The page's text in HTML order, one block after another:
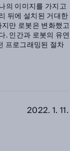
의 이미지를 가지고
뒤에 설치된 거대한
만 로봇은 변화했고
. 인간과 로봇의 유연
프로그래밍된 절차
2022. 1. 11.